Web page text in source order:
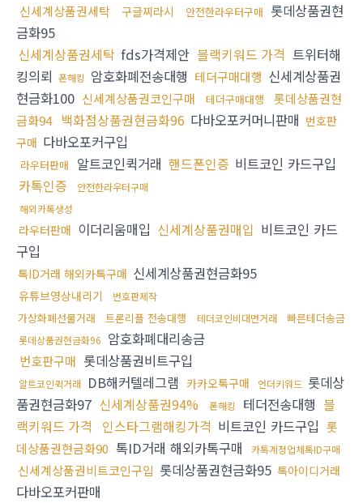
신세계상품권세탁 구글찌라시 안전한라우터구매 롯데상품권현
금화95
신세계상품권세탁 fds가격제안 블랙키워드 가격 트위터해
킹의뢰 폰해킹 암호화폐전송대행 테더구매대행 신세계상품권
현금화100 신세계상품권코인구매 테더구매대행
롯데상품권현
금화94 백화점상품권현금화96 다바오포커머니판매 번호판
구매 다바오포커구입
라우터판매 알트코인퀵거래 핸드폰인증 비트코인 카드구입
카톡인증
안전한라우터구매
해외카톡생성
라우터판매 이더리움매입 신세계상품권매입 비트코인 카드
구입
톡ID거래 해외카톡구매 신세계상품권현금화95
유튜브영상내리기 번호판제작
가상화폐선물거래 트론리플 전송대행 테더코인비대면거래 빠른테더송금
롯데상품권현금화96 암호화폐대리송금
번호판구매 롯데상품권비트구입
알트코인퀵거래 DB해커텔레그램 카카오톡구매 언더키워드 롯데상
품권현금화97 신세계상품권94% 폰해킹 테더전송대행 블
랙키워드 가격
인스타그램해킹가격 비트코인 카드구입 롯
데상품권현금화90 톡ID거래 해외카톡구매 카톡계정업체톡ID구매
신세계상품권비트코인구입 롯데상품권현금화95 톡아이디거래
다바오포커판매